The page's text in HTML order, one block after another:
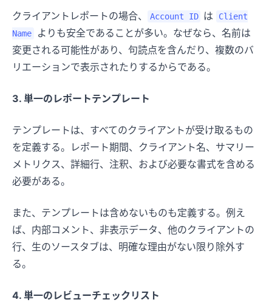
クライアントレポートの場合、 Account ID は
Client
Name
よりも安全であることが多い。なぜなら、名前は
変更される可能性があり、句読点を含んだり、複数のバ
リエーションで表示されたりするからである。
3. 単一のレポートテンプレート
テンプレートは、すべてのクライアントが受け取るもの
を定義する。レポート期間、クライアント名、サマリー
メトリクス、詳細行、注釈、および必要な書式を含める
必要がある。
また、テンプレートは含めないものも定義する。例え
ば、内部コメント、非表示データ、他のクライアントの
行、生のソースタブは、明確な理由がない限り除外す
る。
4. 単一のレビューチェックリスト